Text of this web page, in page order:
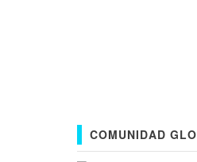
COMUNIDAD